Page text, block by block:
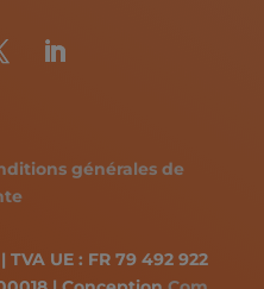
générales de
UE : FR 79 492 922